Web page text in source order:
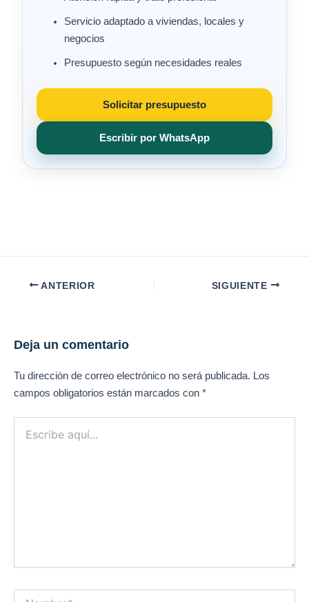
Servicio adaptado a viviendas, locales y
negocios
Presupuesto según necesidades reales
Solicitar presupuesto
Escribir por WhatsApp
ANTERIOR SIGUIENTE
Deja un comentario
Tu dirección de correo electrónico no será publicada. Los
campos obligatorios están marcados con *
aquí...